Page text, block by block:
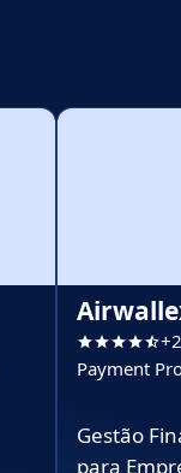
Payment
Gestão
para